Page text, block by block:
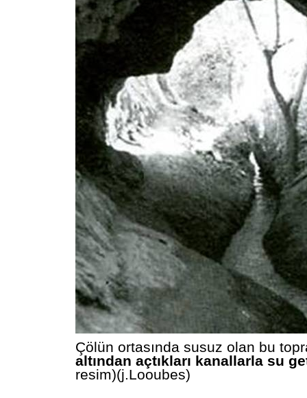
Çölün ortasında susuz olan bu
altından açtıkları kanallarla su
resim)(j.Looubes)